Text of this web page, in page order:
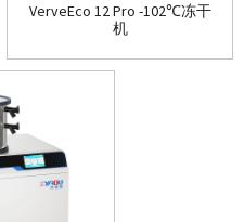
VerveEco 12 Pro -102℃冻干
机